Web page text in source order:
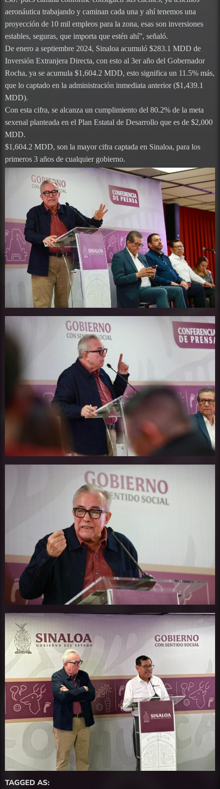
aeronáutica trabajando y caminan cada una y ahí tenemos una
proyección de 10 mil empleos para la zona, esas son inversiones
estables, seguras, que importa que estén ahí”, señaló.
De enero a septiembre 2024, Sinaloa acumuló $283.1 MDD de
Inversión Extranjera Directa, con esto al 3er año del Gobernador
Rocha, ya se acumula $1,604.2 MDD, esto significa un 11.5% más,
que lo captado en la administración inmediata anterior ($1,439.1
MDD).
Con esta cifra, se alcanza un cumplimiento del 80.2% de la meta
sexenal planteada en el Plan Estatal de Desarrollo que es de $2,000
MDD.
$1,604.2 MDD, son la mayor cifra captada en Sinaloa, para los
primeros 3 años de cualquier gobierno.
TAGGED AS: